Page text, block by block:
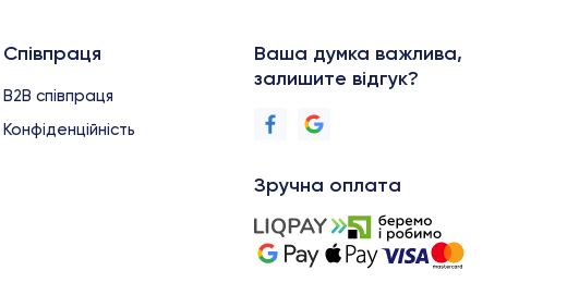
Співпраця
B2B співпраця
Конфіденційність
Ваша думка важлива,
залишите відгук?
Зручна оплата